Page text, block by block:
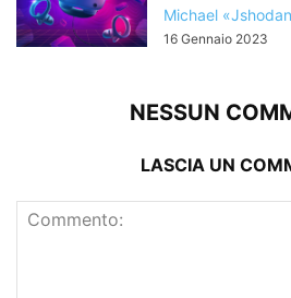
Michael
16 Gennaio 2023
NESSUN
LASCIA UN